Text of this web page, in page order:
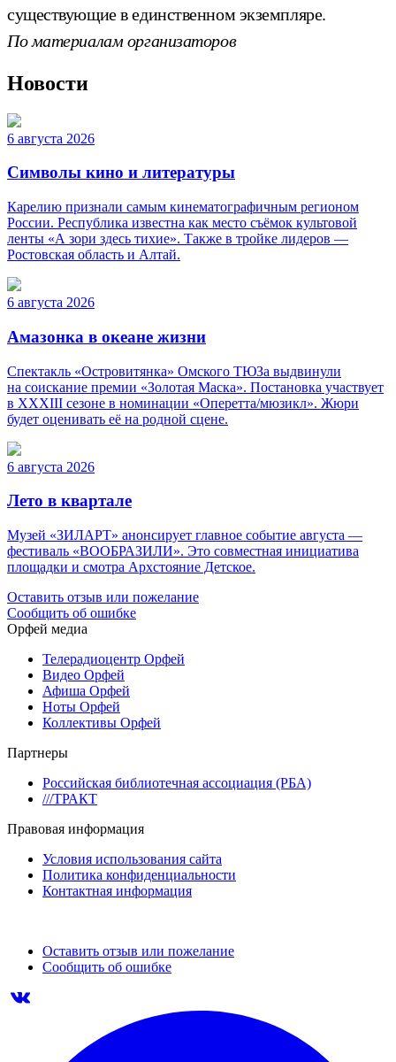
существующие в единственном экземпляре.
По материалам организаторов
Новости
6 августа 2026
Символы кино и литературы
Карелию признали самым кинематографичным регионом
России. Республика известна как место съёмок культовой
ленты «А зори здесь тихие». Также в тройке лидеров —
Ростовская область и Алтай.
6 августа 2026
Амазонка в океане жизни
Спектакль «Островитянка» Омского ТЮЗа выдвинули
на соискание премии «Золотая Маска». Постановка участвует
в XXXIII сезоне в номинации «Оперетта/мюзикл». Жюри
будет оценивать её на родной сцене.
6 августа 2026
Лето в квартале
Музей «ЗИЛАРТ» анонсирует главное событие августа —
фестиваль «ВООБРАЗИЛИ». Это совместная инициатива
площадки и смотра Архстояние Детское.
Оставить отзыв или пожелание
Сообщить об ошибке
Орфей медиа
Телерадиоцентр Орфей
Видео Орфей
Афиша Орфей
Ноты Орфей
Коллективы Орфей
Партнеры
Российская библиотечная ассоциация (РБА)
///ТРАКТ
Правовая информация
Условия использования сайта
Политика конфиденциальности
Контактная информация
Оставить отзыв или пожелание
Сообщить об ошибке